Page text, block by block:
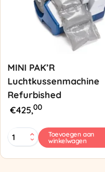
MINI PAK’R
Luchtkussenmachine
Refurbished
€425,00
MINI
PAK'R
Refurbished
Toevoegen aan
winkelwagen